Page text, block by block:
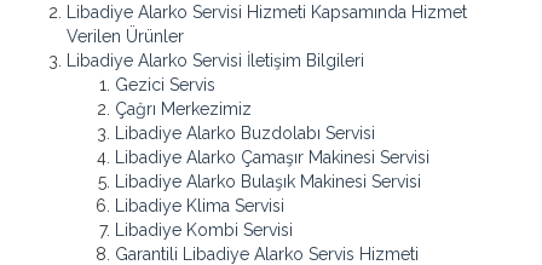
Libadiye Alarko Servisi Hizmeti Kapsamında Hizmet
Verilen Ürünler
Libadiye Alarko Servisi İletişim Bilgileri
Gezici Servis
Çağrı Merkezimiz
Libadiye Alarko Buzdolabı Servisi
Libadiye Alarko Çamaşır Makinesi Servisi
Libadiye Alarko Bulaşık Makinesi Servisi
Libadiye Klima Servisi
Libadiye Kombi Servisi
Garantili Libadiye Alarko Servis Hizmeti